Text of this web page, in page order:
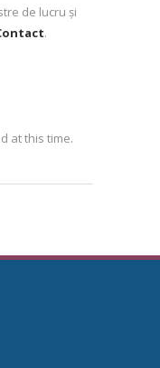
de lucru și
.
at this time.